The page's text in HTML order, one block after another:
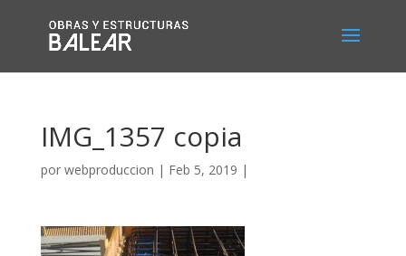
IMG_1357 copia
por webproduccion | Feb 5, 2019 |